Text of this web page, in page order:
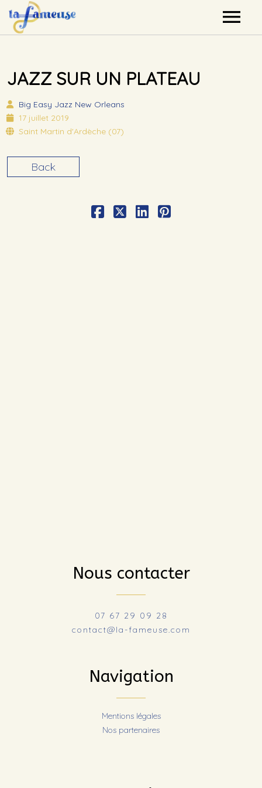
Agenda
Label
JAZZ SUR UN PLATEAU
Big Easy Jazz New Orleans
17 juillet 2019
Saint Martin d'Ardèche (07)
Back
Nous contacter
07 67 29 09 28
contact@la-fameuse.com
Navigation
Mentions légales
Nos partenaires